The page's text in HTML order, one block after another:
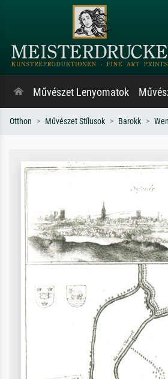
Művészet Lenyomatok
Otthon Művészet Stílusok Barokk